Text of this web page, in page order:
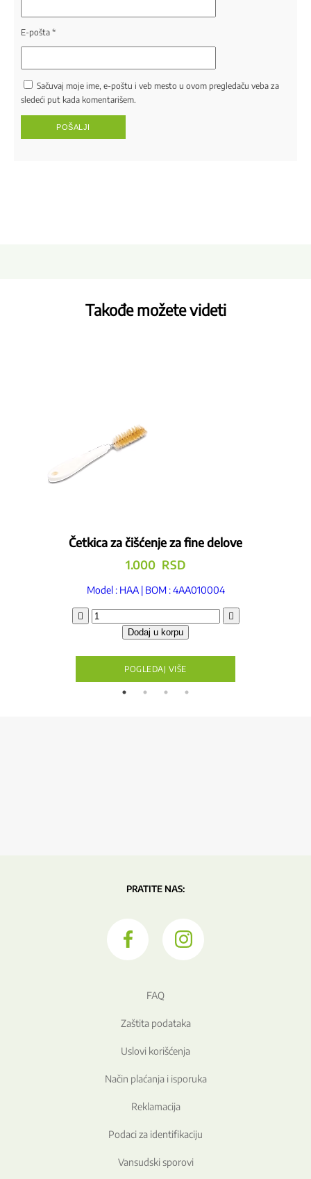
E-pošta *
Sačuvaj moje ime, e-poštu i veb mesto u ovom pregledaču veba za
sledeći put kada komentarišem.
Takođe možete videti
Četkica za čišćenje za fine delove
1.000 RSD
Model : HAA | BOM : 4AA010004
Četkica
za
čišćenje
za
delove
količina
Dodaj u korpu
POGLEDAJ VIŠE
PRATITE NAS:
FAQ
Zaštita podataka
Uslovi korišćenja
Način plaćanja i isporuka
Reklamacija
Podaci za identifikaciju
Vansudski sporovi